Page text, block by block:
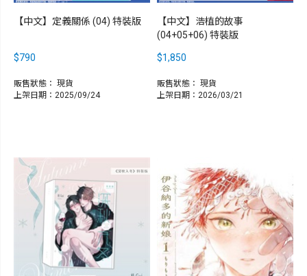
【中文】定義關係 (04) 特裝版
$790
販售狀態： 現貨
上架日期：2025/09/24
【中文】浩植的故事
(04+05+06) 特裝版
$1,850
販售狀態： 現貨
上架日期：2026/03/21